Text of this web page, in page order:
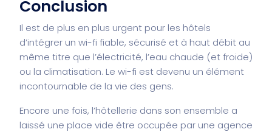
Conclusion
Il est de plus en plus urgent pour les hôtels
d’intégrer un wi-fi fiable, sécurisé et à haut débit au
même titre que l’électricité, l’eau chaude (et froide)
ou la climatisation. Le wi-fi est devenu un élément
incontournable de la vie des gens.
Encore une fois, l’hôtellerie dans son ensemble a
laissé une place vide être occupée par une agence